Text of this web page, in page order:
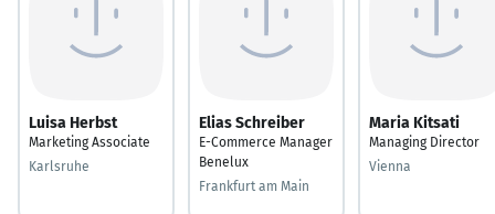
Luisa Herbst
Marketing Associate
Karlsruhe
Elias Schreiber
E-Commerce Manager
Benelux
Frankfurt am Main
Maria Kitsati
Managing Director
Vienna